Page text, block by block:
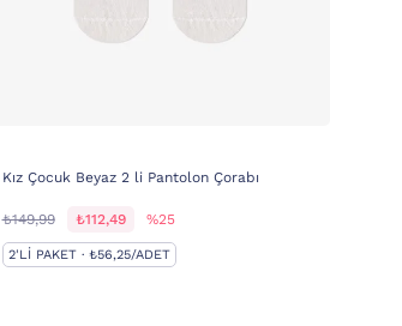
Kız Çocuk Beyaz 2 li Pantolon Çorabı
₺149,99 ₺112,49 %25
2'LI PAKET · ₺56,25/ADET